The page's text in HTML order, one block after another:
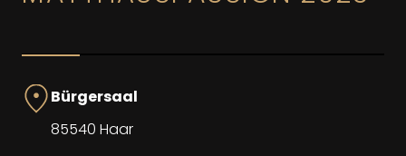
Bürgersaal
85540 Haar